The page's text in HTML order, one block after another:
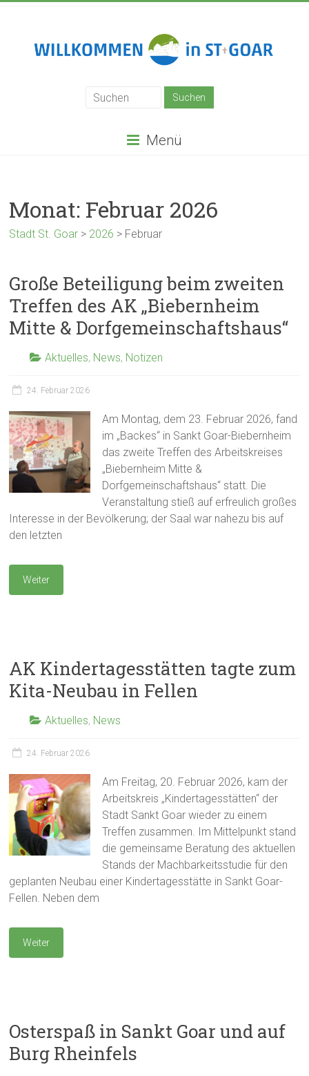
Menü
Monat: Februar 2026
Stadt St. Goar > 2026 > Februar
Große Beteiligung beim zweiten
Treffen des AK „Biebernheim
Mitte & Dorfgemeinschaftshaus“
Aktuelles, News, Notizen
24. Februar 2026
Am Montag, dem 23. Februar 2026, fand
im „Backes“ in Sankt Goar-Biebernheim
das zweite Treffen des Arbeitskreises
„Biebernheim Mitte &
Dorfgemeinschaftshaus“ statt. Die
Veranstaltung stieß auf erfreulich großes
Interesse in der Bevölkerung; der Saal war nahezu bis auf
den letzten
Weiter
AK Kindertagesstätten tagte zum
Kita-Neubau in Fellen
Aktuelles, News
24. Februar 2026
Am Freitag, 20. Februar 2026, kam der
Arbeitskreis „Kindertagesstätten“ der
Stadt Sankt Goar wieder zu einem
Treffen zusammen. Im Mittelpunkt stand
die gemeinsame Beratung des aktuellen
Stands der Machbarkeitsstudie für den
geplanten Neubau einer Kindertagesstätte in Sankt Goar-
Fellen. Neben dem
Weiter
Osterspaß in Sankt Goar und auf
Burg Rheinfels